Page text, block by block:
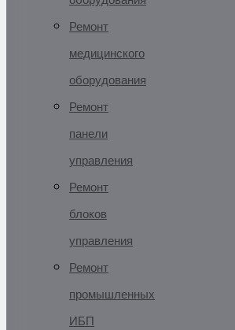
Ремонт
медицинского
оборудования
Ремонт
панели
управления
Ремонт
блоков
управления
Ремонт
промышленных
ИБП